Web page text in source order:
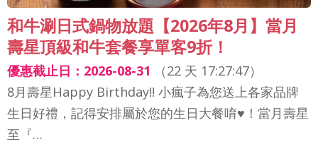
和牛涮日式鍋物放題【2026年8月】當月
壽星頂級和牛套餐享單客9折！
優惠截止日：2026-08-31 （22 天 17:27:44）
8月壽星Happy Birthday!! 小瘋子為您送上各家品牌
生日好禮，記得安排屬於您的生日大餐唷♥！當月壽星
至『…